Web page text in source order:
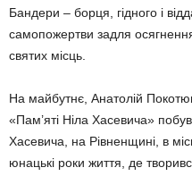
Бандери – борця, гідного і
самопожертви задля
святих місць.
На майбутнє, Анатолій
«Пам’яті Ніла Хасевича»
Хасевича, на Рівненщині, в
юнацькі роки життя, де